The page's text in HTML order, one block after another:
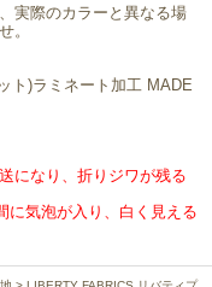
実際のカラーと異なる場
。
ト)ラミネート加工 MADE
になり、折りジワが残る
に気泡が入り、白く見える